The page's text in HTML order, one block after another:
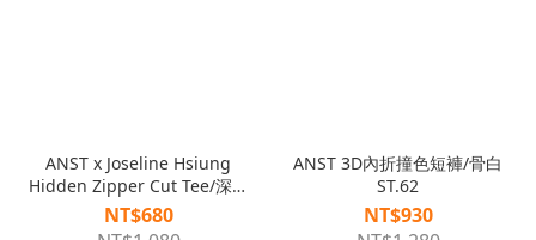
ANST x Joseline Hsiung
Hidden Zipper Cut Tee/深灰
AJH.01
NT$680
ANST 3D內折撞色短褲/骨白
ST.62
NT$930